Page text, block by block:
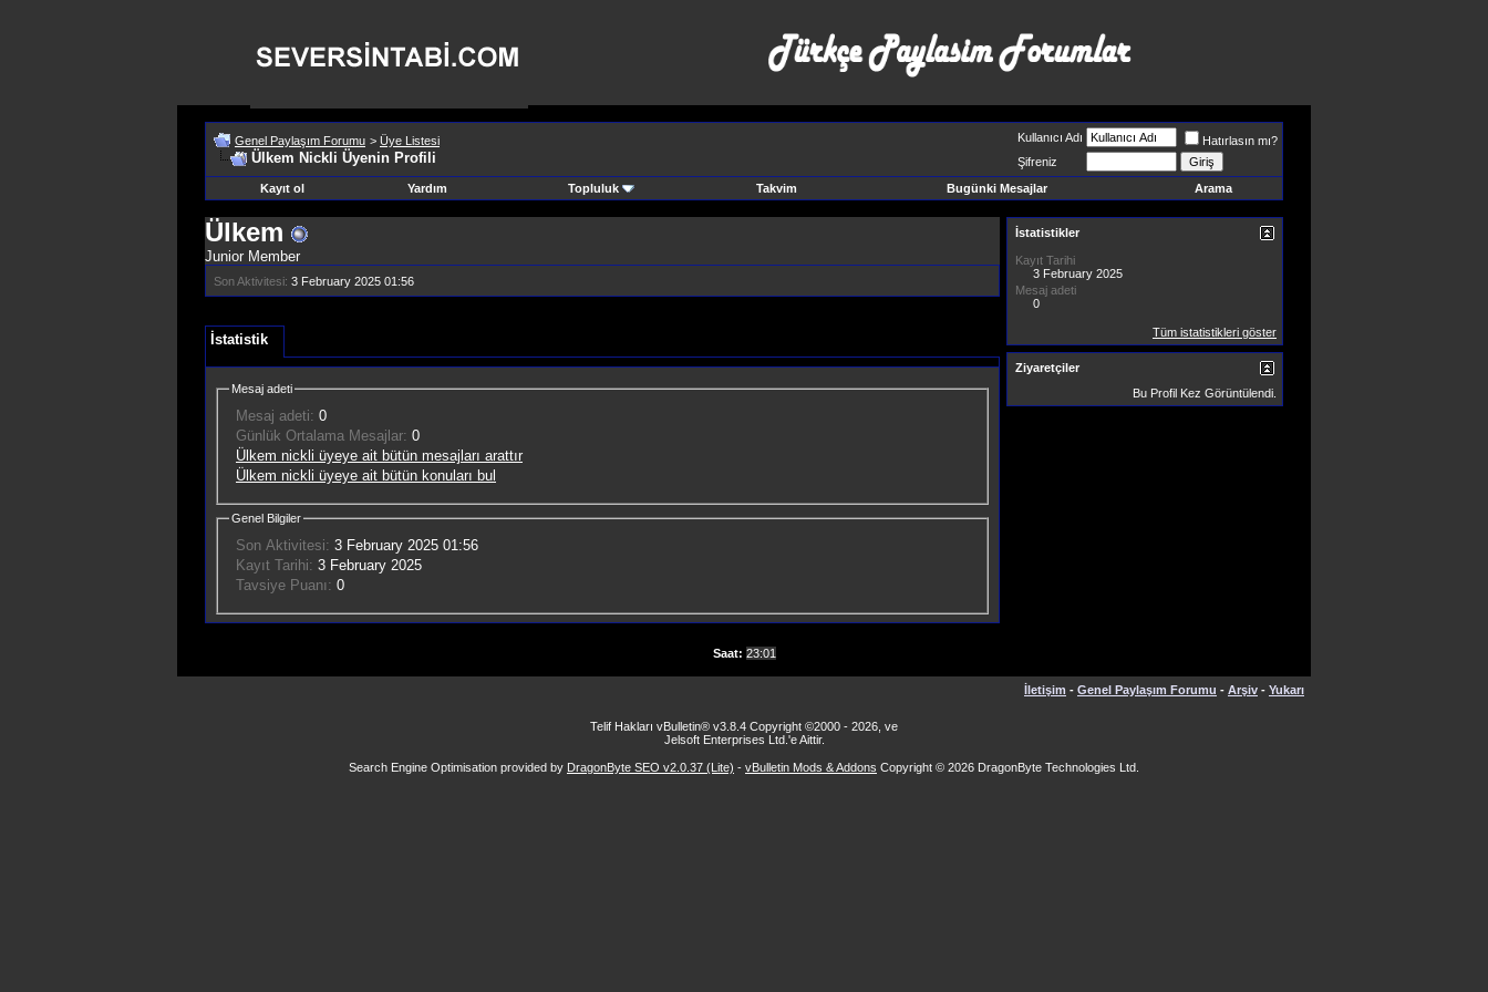
Genel Paylaşım Forumu > Üye Listesi
Ülkem Nickli Üyenin Profili
Kullanıcı Adı
Hatırlasın mı?
Şifreniz
Kayıt ol
Yardım Topluluk Takvim Bugünki Mesajlar Arama
Ülkem
Junior Member
Son Aktivitesi: 3 February 2025 01:56
İstatistik
Mesaj adeti
Mesaj adeti: 0
Günlük Ortalama Mesajlar: 0
Ülkem nickli üyeye ait bütün mesajları arattır
Ülkem nickli üyeye ait bütün konuları bul
Genel Bilgiler
Son Aktivitesi: 3 February 2025 01:56
Kayıt Tarihi: 3 February 2025
Tavsiye Puanı: 0
İstatistikler
Kayıt Tarihi
3 February 2025
Mesaj adeti
0
Tüm istatistikleri göster
Ziyaretçiler
Bu Profil Kez Görüntülendi.
Saat: 23:01
İletişim - Genel Paylaşım Forumu - Arşiv - Yukarı
Telif Hakları vBulletin® v3.8.4 Copyright ©2000 - 2026, ve
Jelsoft Enterprises Ltd.'e Aittir.
Search Engine Optimisation provided by DragonByte SEO v2.0.37 (Lite) - vBulletin Mods & Addons Copyright © 2026 DragonByte Technologies Ltd.